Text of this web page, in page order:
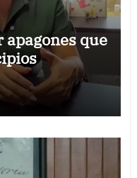
apagones que